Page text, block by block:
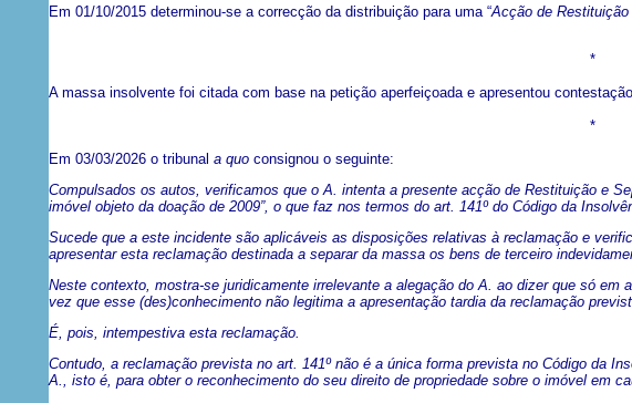
Em 01/10/2015 determinou-se a correcção da distribuição para uma “Acção de
*
A massa insolvente foi citada com base na petição aperfeiçoada e apresentou
*
Em 03/03/2026 o tribunal a quo consignou o seguinte:
Compulsados os autos, verificamos que o A. intenta a presente acção de Restituição e
imóvel objeto da doação de 2009”, o que faz nos termos do art. 141º do Código da
Sucede que a este incidente são aplicáveis as disposições relativas à reclamação e
apresentar esta reclamação destinada a separar da massa os bens de terceiro
Neste contexto, mostra-se juridicamente irrelevante a alegação do A. ao dizer que só
vez que esse (des)conhecimento não legitima a apresentação tardia da reclamação
É, pois, intempestiva esta reclamação.
Contudo, a reclamação prevista no art. 141º não é a única forma prevista no Código da
A., isto é, para obter o reconhecimento do seu direito de propriedade sobre o imóvel em